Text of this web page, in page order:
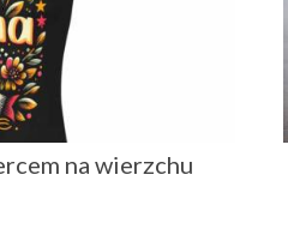
na wierzchu